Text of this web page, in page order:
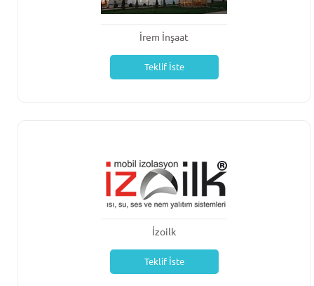
İrem İnşaat
Teklif İste
İzoilk
Teklif İste